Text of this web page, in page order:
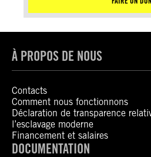
À PROPOS DE NOUS
Contacts
Comment nous fonctionnons
Déclaration de transparence
l’esclavage moderne
Financement et salaires
DOCUMENTATION